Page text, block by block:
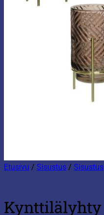
Etusivu / Sisustus / Sisustus
Kynttilälyhty